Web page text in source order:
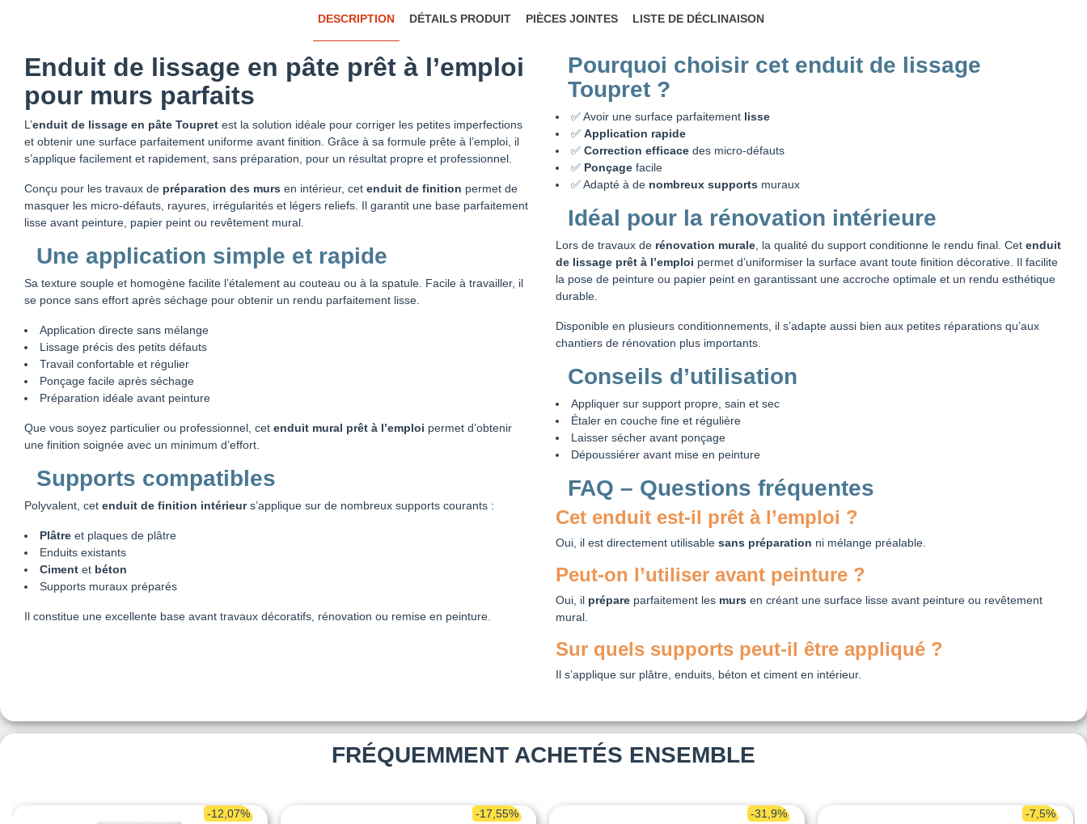
DESCRIPTION DÉTAILS PRODUIT PIÈCES JOINTES LISTE DE DÉCLINAISON
Enduit de lissage en pâte prêt à l’emploi
pour murs parfaits
L’enduit de lissage en pâte Toupret est la solution idéale pour corriger les petites imperfections
et obtenir une surface parfaitement uniforme avant finition. Grâce à sa formule prête à l’emploi, il
s’applique facilement et rapidement, sans préparation, pour un résultat propre et professionnel.
Conçu pour les travaux de préparation des murs en intérieur, cet enduit de finition permet de
masquer les micro-défauts, rayures, irrégularités et légers reliefs. Il garantit une base parfaitement
lisse avant peinture, papier peint ou revêtement mural.
Une application simple et rapide
Sa texture souple et homogène facilite l’étalement au couteau ou à la spatule. Facile à travailler, il
se ponce sans effort après séchage pour obtenir un rendu parfaitement lisse.
Application directe sans mélange
Lissage précis des petits défauts
Travail confortable et régulier
Ponçage facile après séchage
Préparation idéale avant peinture
Que vous soyez particulier ou professionnel, cet enduit mural prêt à l’emploi permet d’obtenir
une finition soignée avec un minimum d’effort.
Supports compatibles
Polyvalent, cet enduit de finition intérieurs’applique sur de nombreux supports courants :
Plâtre et plaques de plâtre
Enduits existants
Ciment et béton
Supports muraux préparés
Il constitue une excellente base avant travaux décoratifs, rénovation ou remise en peinture.
Pourquoi choisir cet enduit de lissage
Toupret ?
✅ Avoir une surface parfaitement lisse
✅ Application rapide
✅ Correction efficace des micro-défauts
✅ Ponçage facile
✅ Adapté à de nombreux supports muraux
Idéal pour la rénovation intérieure
Lors de travaux de rénovation murale, la qualité du support conditionne le rendu final. Cet enduit
de lissage prêt à l’emploi permet d’uniformiser la surface avant toute finition décorative. Il facilite
la pose de peinture ou papier peint en garantissant une accroche optimale et un rendu esthétique
durable.
Disponible en plusieurs conditionnements, il s’adapte aussi bien aux petites réparations qu’aux
chantiers de rénovation plus importants.
Conseils d’utilisation
Appliquer sur support propre, sain et sec
Étaler en couche fine et régulière
Laisser sécher avant ponçage
Dépoussiérer avant mise en peinture
FAQ – Questions fréquentes
Cet enduit est-il prêt à l’emploi ?
Oui, il est directement utilisable sans préparation ni mélange préalable.
Peut-on l’utiliser avant peinture ?
Oui, il prépare parfaitement les murs en créant une surface lisse avant peinture ou revêtement
mural.
Sur quels supports peut-il être appliqué ?
Il s’applique sur plâtre, enduits, béton et ciment en intérieur.
FRÉQUEMMENT ACHETÉS ENSEMBLE
-12,07% -17,55% -31,9% -7,5%